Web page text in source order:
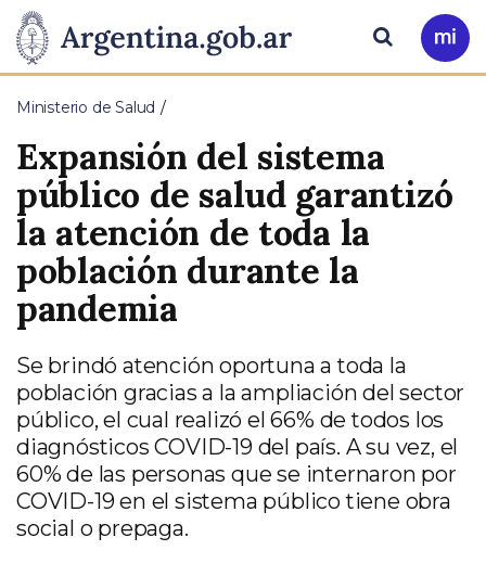
Presidencia
de
la
Nación
Pasar al contenido principal
Ir
a
Buscar
Ministerio de Salud
Expansión del sistema
público de salud garantizó
la atención de toda la
población durante la
pandemia
Se brindó atención oportuna a toda la
población gracias a la ampliación del sector
público, el cual realizó el 66% de todos los
diagnósticos COVID-19 del país. A su vez, el
60% de las personas que se internaron por
COVID-19 en el sistema público tiene obra
social o prepaga.